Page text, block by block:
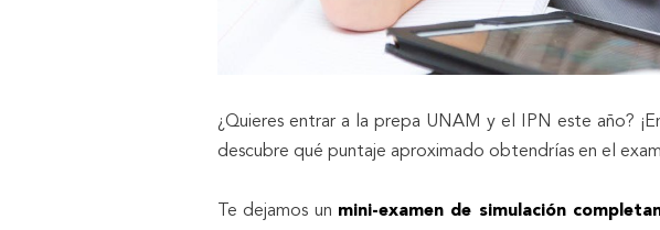
¿Quieres entrar a la prepa UNAM y el IPN este año?
descubre qué puntaje aproximado obtendrías en el
Te dejamos un mini-examen de simulación